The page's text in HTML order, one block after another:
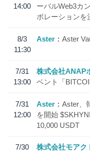
14:00
ーバルWeb3カ
ボレーションを
8/3
11:30
Aster Aster
7/31
13:00
株式会社ANAP
ベント「
7/31
12:00
Aster
Aster、
を開始
10,000 USDT
7/30
株式会社モアク